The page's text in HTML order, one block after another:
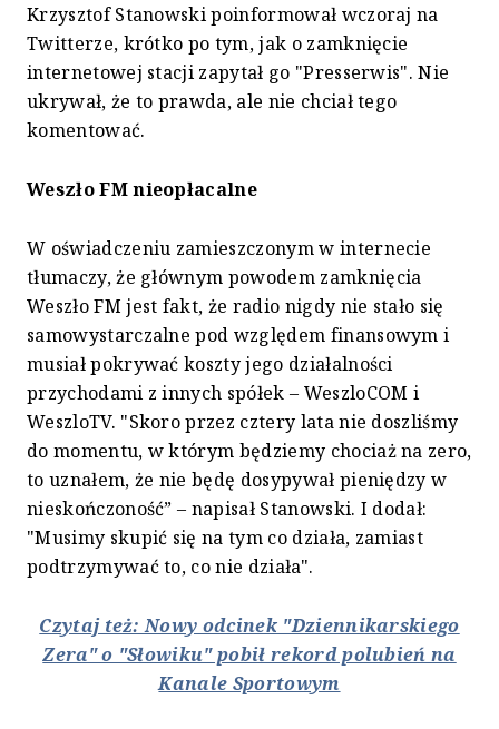
Krzysztof Stanowski poinformował wczoraj na
Twitterze, krótko po tym, jak o zamknięcie
internetowej stacji zapytał go "Presserwis". Nie
ukrywał, że to prawda, ale nie chciał tego
komentować.
Weszło FM nieopłacalne
W oświadczeniu zamieszczonym w internecie
tłumaczy, że głównym powodem zamknięcia
Weszło FM jest fakt, że radio nigdy nie stało się
samowystarczalne pod względem finansowym i
musiał pokrywać koszty jego działalności
przychodami z innych spółek – WeszloCOM i
WeszloTV. "Skoro przez cztery lata nie doszliśmy
do momentu, w którym będziemy chociaż na zero,
to uznałem, że nie będę dosypywał pieniędzy w
nieskończoność” – napisał Stanowski. I dodał:
"Musimy skupić się na tym co działa, zamiast
podtrzymywać to, co nie działa".
Czytaj też: Nowy odcinek "Dziennikarskiego
Zera" o "Słowiku" pobił rekord polubień na
Kanale Sportowym